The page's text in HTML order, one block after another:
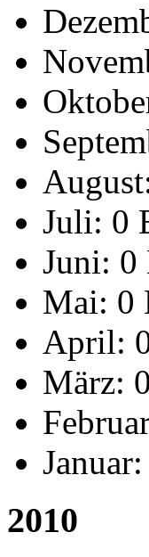
Juli: 0
Juni: 0
Mai: 0
April:
März:
Januar:
2010